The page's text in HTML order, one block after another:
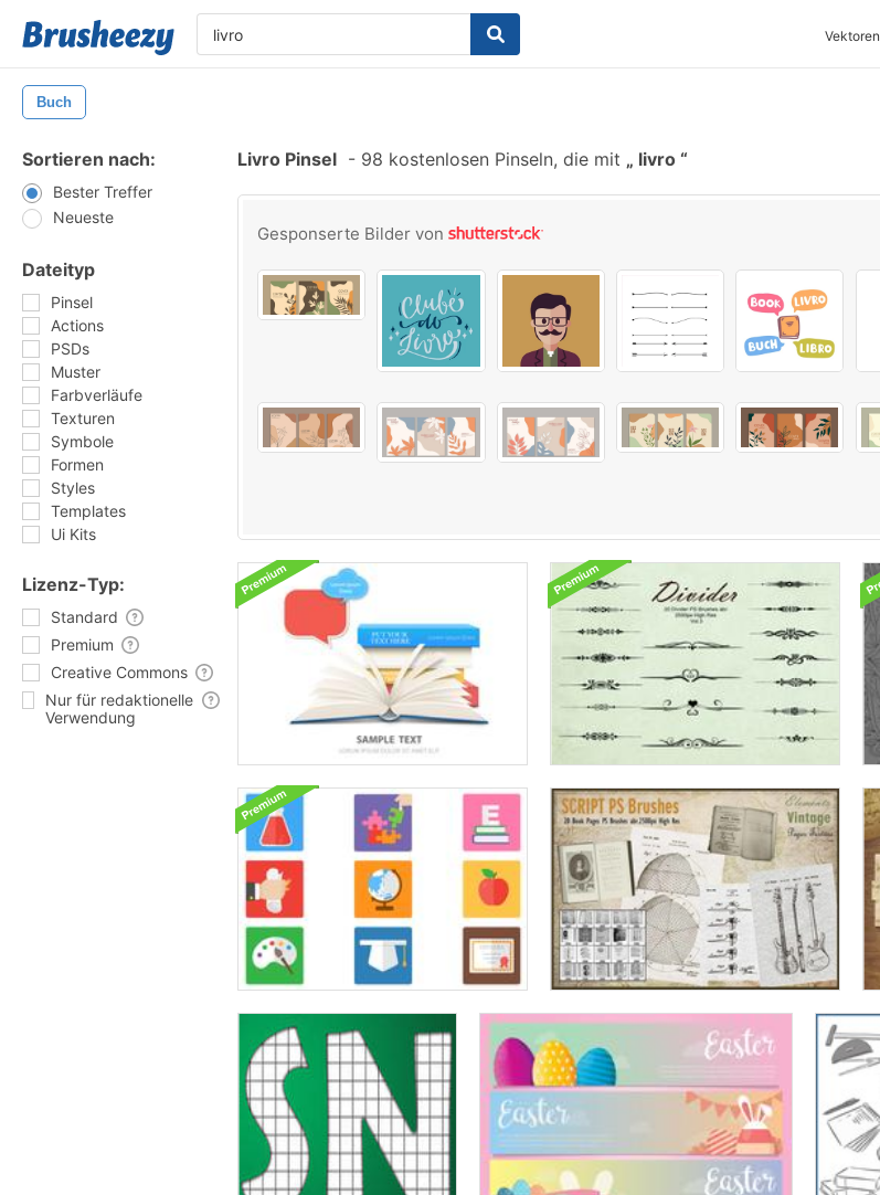
Vektoren
Buch
Sortieren nach:
Bester Treffer
Neueste
Dateityp
Pinsel
Actions
PSDs
Muster
Farbverläufe
Texturen
Symbole
Formen
Styles
Templates
Ui Kits
Lizenz-Typ:
Standard
Premium
Creative Commons
Nur für redaktionelle
Verwendung
Livro Pinsel - 98 kostenlosen Pinseln, die mit livro
Gesponserte Bilder von